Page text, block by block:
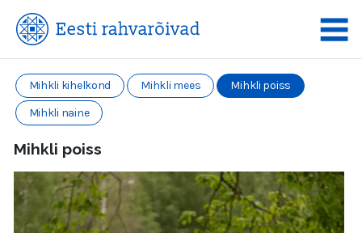
Mihkli kihelkond Mihkli mees
Mihkli poiss
Mihkli naine
Mihkli poiss